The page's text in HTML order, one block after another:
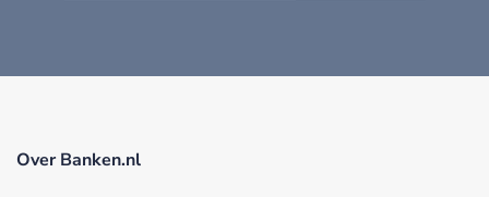
Over Banken.nl